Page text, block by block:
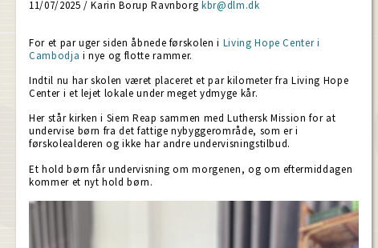
11/07/2025 / Karin Borup Ravnborgkbr@dlm.dk
For et par uger siden åbnede førskolen i Living Hope Center i
Cambodja i nye og flotte rammer.
Indtil nu har skolen været placeret et par kilometer fra Living Hope
Center i et lejet lokale under meget ydmyge kår.
Her står kirken i Siem Reap sammen med Luthersk Mission for at
undervise børn fra det fattige nybyggerområde, som er i
førskolealderen og ikke har andre undervisningstilbud.
Et hold børn får undervisning om morgenen, og om eftermiddagen
kommer et nyt hold børn.